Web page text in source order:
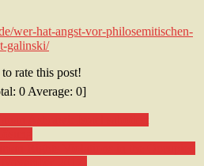
wer-hat-angst-vor-philosemitischen-
galinski/
rate this post!
0 Average: 0]